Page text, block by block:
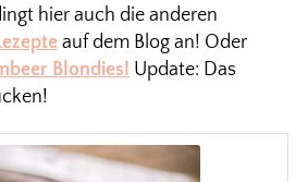
hier auch die anderen
auf dem Blog an! Oder
Blondies! Update: Das